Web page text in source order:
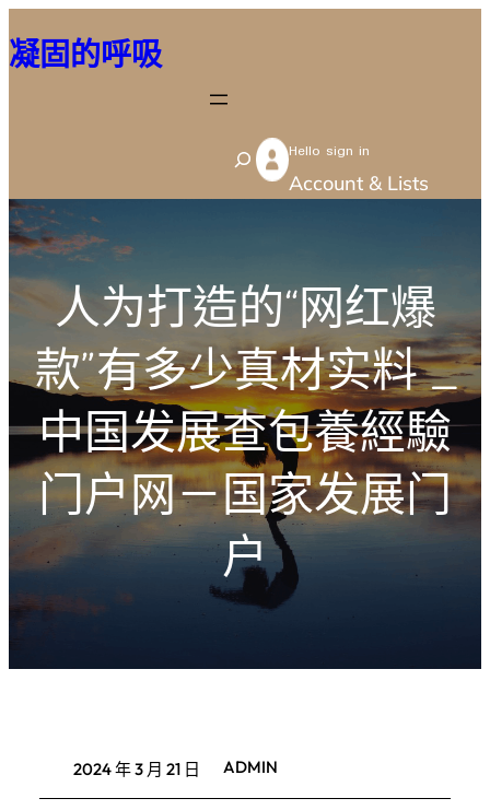
至
容
凝固的呼吸
S
e
c
h
Hello sign in
Account & Lists
人为打造的“网红爆
款”有多少真材实料 _
中国发展查包養經驗
门户网－国家发展门
户
2024 年 3 月 21 日 ADMIN